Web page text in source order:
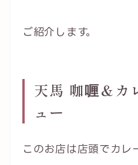
ご紹介します。
天馬 咖喱＆
ュー
このお店は店頭でカレ